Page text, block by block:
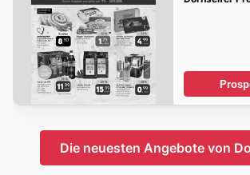
Die neuesten Angebote von